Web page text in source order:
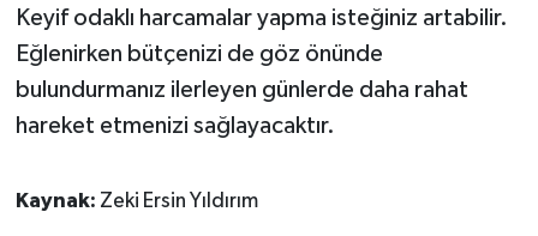
Keyif odaklı harcamalar yapma isteğiniz artabilir.
Eğlenirken bütçenizi de göz önünde
bulundurmanız ilerleyen günlerde daha rahat
hareket etmenizi sağlayacaktır.
Kaynak: Zeki Ersin Yıldırım